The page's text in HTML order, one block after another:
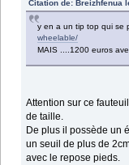
Citation de: Breizhfenua
y en a un tip top qui se
wheelable/
MAIS ....1200 euros
Attention sur ce
de taille.
De plus il possède un
un seuil de plus de
avec le repose pieds.